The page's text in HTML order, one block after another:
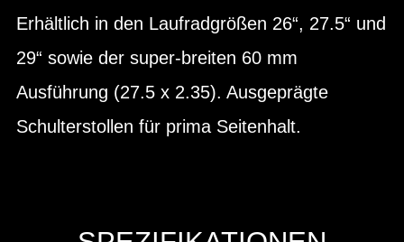
Erhältlich in den Laufradgrößen 26“, 27.5“ und
29“ sowie der super-breiten 60 mm
Ausführung (27.5 x 2.35). Ausgeprägte
Schulterstollen für prima Seitenhalt.